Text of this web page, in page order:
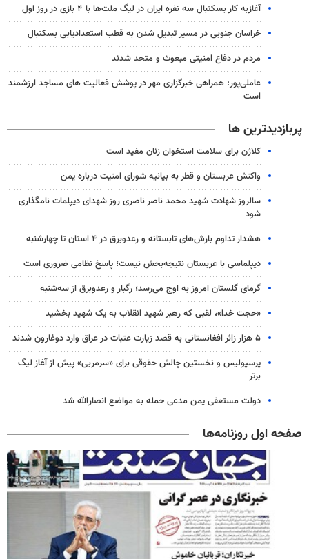
آغازبه کار بسکتبال سه نفره ایران در لیگ ملت‌ها با ۴ بازی در روز اول
خراسان جنوبی در مسیر تبدیل شدن به قطب استعدادیابی بسکتبال
مردم در دفاع امنیتی مبعوث و متحد شدند
عاملی‌پور: همراهی خبرگزاری مهر در پوشش فعالیت های مساجد ارزشمند
است
پربازدیدترین ها
کلاژن برای سلامت استخوان زنان مفید است
واکنش عربستان و قطر به بیانیه شورای امنیت درباره یمن
سالروز شهادت شهید محمد ناصر ناصری روز شهدای دیپلمات نامگذاری
شود
هشدار تداوم بارش‌های تابستانه و رعدوبرق در ۴ استان تا چهارشنبه
دیپلماسی با عربستان نتیجه‌بخش نیست؛ پاسخ نظامی ضروری است
گرمای گلستان امروز به اوج می‌رسد؛ رگبار و رعدوبرق از سه‌شنبه
«حجت خدا»، لقبی که رهبر شهید انقلاب به یک شهید بخشید
۵ هزار زائر افغانستانی به قصد زیارت عتبات در عراق وارد دوغارون شدند
پرسپولیس و نخستین چالش حقوقی برای «سرمربی» پیش از آغاز لیگ
برتر
دولت مستعفی یمن مدعی حمله به مواضع انصارالله شد
صفحه اول روزنامه‌ها